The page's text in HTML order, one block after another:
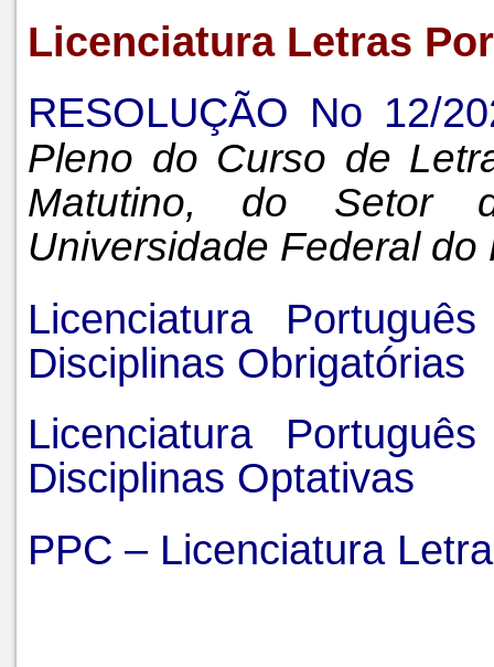
Licenciatura Letras
RESOLUÇÃO No 12/
Pleno do Curso de
Matutino, do Setor
Universidade Federal do
Licenciatura
Disciplinas Obrigatórias
Licenciatura
Disciplinas Optativas
PPC – Licenciatura